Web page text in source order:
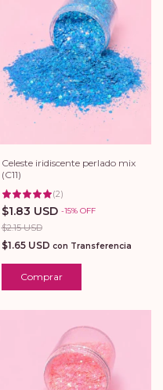
Celeste iridiscente perlado mix
(C11)
(2)
$1.83 USD -15% OFF
$2.15 USD
$1.65 USD con Transferencia
Comprar